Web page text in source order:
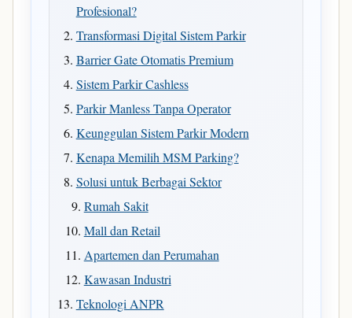
Profesional?
Transformasi Digital Sistem Parkir
Barrier Gate Otomatis Premium
Sistem Parkir Cashless
Parkir Manless Tanpa Operator
Keunggulan Sistem Parkir Modern
Kenapa Memilih MSM Parking?
Solusi untuk Berbagai Sektor
Rumah Sakit
Mall dan Retail
Apartemen dan Perumahan
Kawasan Industri
Teknologi ANPR